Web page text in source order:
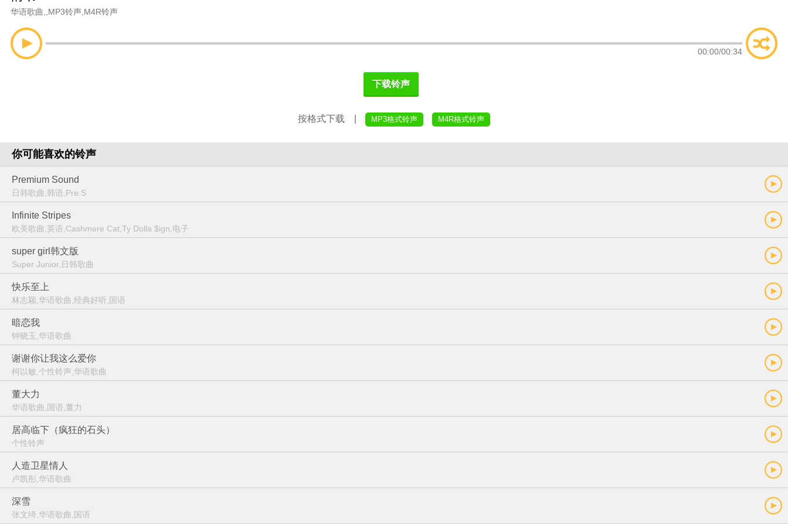
类 索
华语歌曲 MP3铃声 M4R铃声
00:00/00:34
下载铃声
按格式下载 | MP3格式铃声 M4R格式铃声
你可能喜欢的铃声
Premium Sound
日韩歌曲,韩语,Pre.S
Infinite Stripes
欧美歌曲,英语,Cashmere Cat,Ty Dolla $ign,电子
super girl韩文版
Super Junior,日韩歌曲
快乐至上
林志颖,华语歌曲,经典好听,国语
暗恋我
钟晓玉,华语歌曲
谢谢你让我这么爱你
柯以敏,个性铃声,华语歌曲
董大力
华语歌曲,国语,董力
居高临下（疯狂的石头）
个性铃声
人造卫星情人
卢凯彤,华语歌曲
深雪
张文绮,华语歌曲,国语